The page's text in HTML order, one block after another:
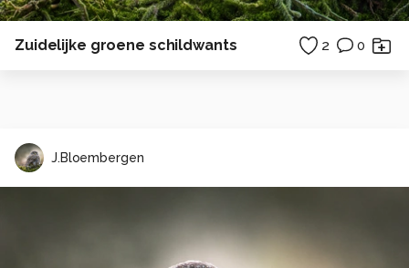
Zuidelijke groene schildwants 2 0
J.Bloembergen